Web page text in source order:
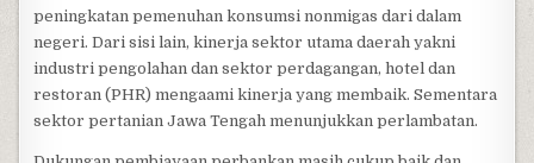
peningkatan pemenuhan konsumsi nonmigas dari dalam
negeri. Dari sisi lain, kinerja sektor utama daerah yakni
industri pengolahan dan sektor perdagangan, hotel dan
restoran (PHR) mengaami kinerja yang membaik. Sementara
sektor pertanian Jawa Tengah menunjukkan perlambatan.